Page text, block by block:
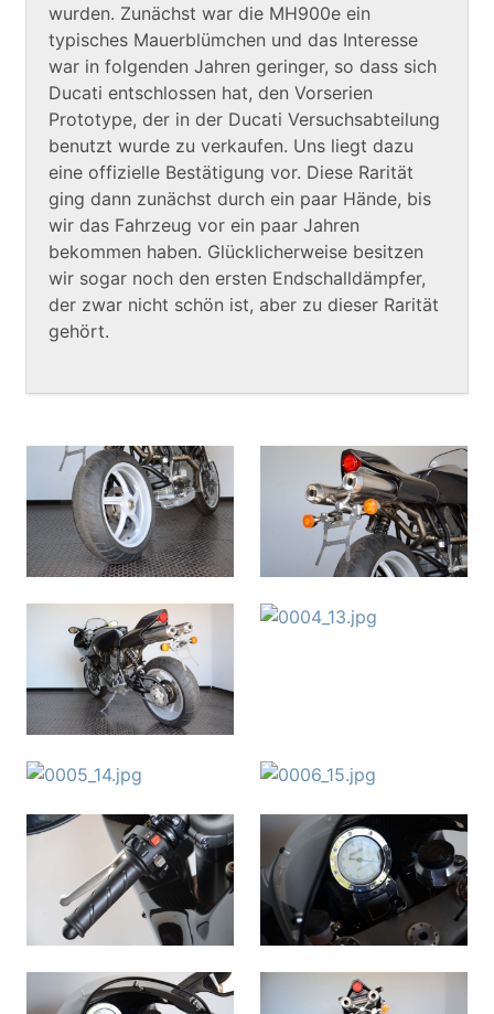
wurden. Zunächst war die MH900e ein
typisches Mauerblümchen und das Interesse
war in folgenden Jahren geringer, so dass sich
Ducati entschlossen hat, den Vorserien
Prototype, der in der Ducati Versuchsabteilung
benutzt wurde zu verkaufen. Uns liegt dazu
eine offizielle Bestätigung vor. Diese Rarität
ging dann zunächst durch ein paar Hände, bis
wir das Fahrzeug vor ein paar Jahren
bekommen haben. Glücklicherweise besitzen
wir sogar noch den ersten Endschalldämpfer,
der zwar nicht schön ist, aber zu dieser Rarität
gehört.